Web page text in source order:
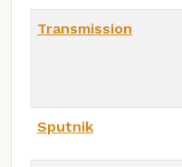
Transmission
Sputnik